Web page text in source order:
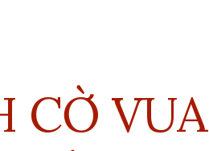
CỜ VUA